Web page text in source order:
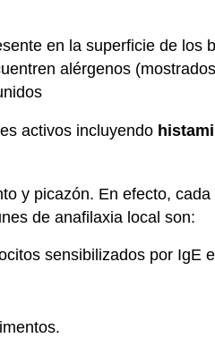
en la superficie de los
alérgenos
activos incluyendo
y picazón. En efecto,
de anafilaxia local son:
sensibilizados por IgE